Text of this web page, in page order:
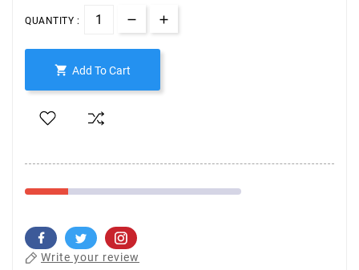
QUANTITY :
 Add To Cart
Write your review